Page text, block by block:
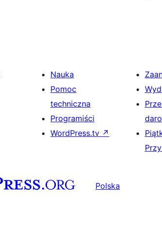
Nauka
Pomoc
techniczna
Programiści
WordPress.tv ↗
Polska